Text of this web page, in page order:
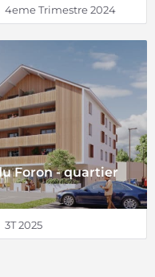
4eme Trimestre 2024
Foron - quartier
3T 2025